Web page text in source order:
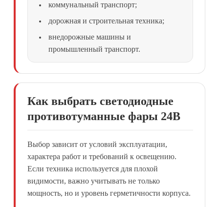
коммунальный транспорт;
дорожная и строительная техника;
внедорожные машины и
промышленный транспорт.
Как выбрать светодиодные
противотуманные фары 24В
Выбор зависит от условий эксплуатации,
характера работ и требований к освещению.
Если техника используется для плохой
видимости, важно учитывать не только
мощность, но и уровень герметичности корпуса.